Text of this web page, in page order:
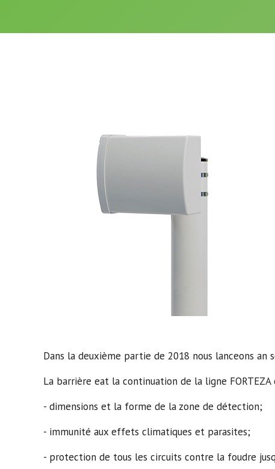
Dans la deuxième partie de 2018 nous lanceons
La barrière eat la continuation de la ligne
- dimensions et la forme de la zone de détection;
- immunité aux effets climatiques et parasites;
- protection de tous les circuits contre la foudre